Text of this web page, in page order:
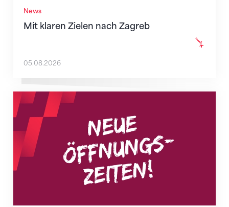
News
Mit klaren Zielen nach Zagreb
05.08.2026
Neue Empfangszeiten ab 1. August 2026